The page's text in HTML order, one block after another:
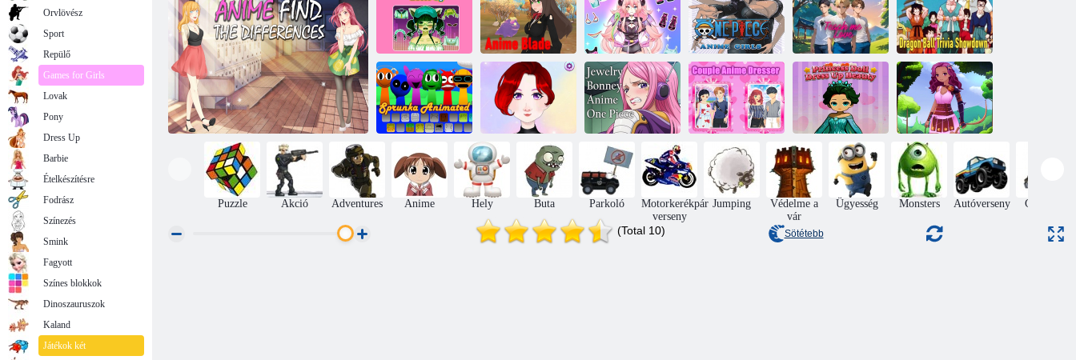
Aranyos anime
lány öltöztetős
Anime penge
Anime
öltözködjön moe
Egy darab anime
lányok
Tanítsd meg a
szerelmet
Sárkánygolyó
trivia showdown
Sprunka animált
Anime babák
öltözködnek a
játékokkal
Ékszerek
bonney anime
egy darab
Pár anime
szekrény
Hercegnő baba
öltözködjön a
szépségnek
Fantasy anime
öltözködés
Puzzle Akció Adventures Anime Hely Buta Parkoló
Motorkerékpár
verseny
Jumping
Védelme a
vár
Ügyesség Monsters Autóverseny
Gyűjtése
(Total 10) Sötétebb
Orvlövész
Sport
Repülő
Games for Girls
Lovak
Pony
Dress Up
Barbie
Ételkészítésre
Fodrász
Színezés
Smink
Fagyott
Színes blokkok
Dinoszauruszok
Kaland
Játékok két